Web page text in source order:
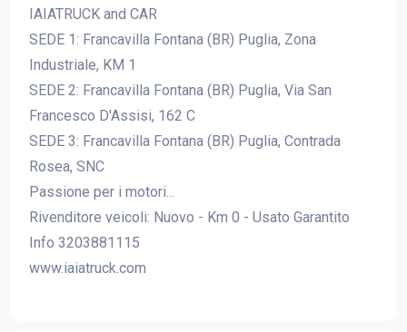
IAIATRUCK and CAR
SEDE 1: Francavilla Fontana (BR) Puglia, Zona
Industriale, KM 1
SEDE 2: Francavilla Fontana (BR) Puglia, Via San
Francesco D'Assisi, 162 C
SEDE 3: Francavilla Fontana (BR) Puglia, Contrada
Rosea, SNC
Passione per i motori...
Rivenditore veicoli: Nuovo - Km 0 - Usato Garantito
Info 3203881115
www.iaiatruck.com